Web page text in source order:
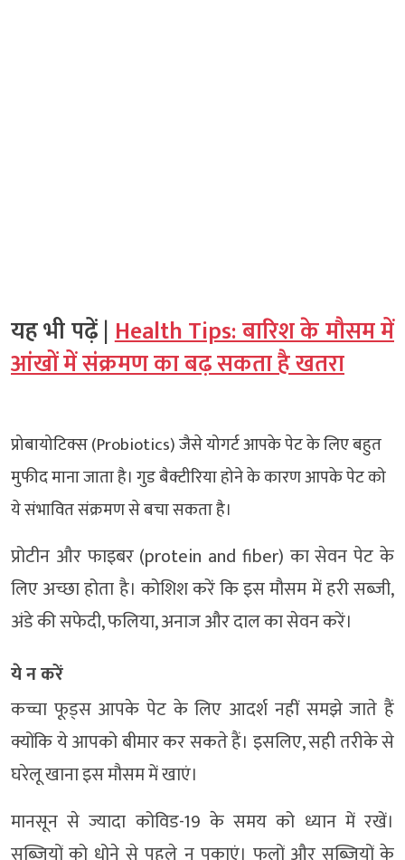
यह भी पढ़ें |Health Tips: बारिश के मौसम में
आंखों में संक्रमण का बढ़ सकता है खतरा
प्रोबायोटिक्स (Probiotics) जैसे योगर्ट आपके पेट के लिए बहुत
मुफीद माना जाता है। गुड बैक्टीरिया होने के कारण आपके पेट को
ये संभावित संक्रमण से बचा सकता है।
प्रोटीन और फाइबर (protein and fiber) का सेवन पेट के
लिए अच्छा होता है। कोशिश करें कि इस मौसम में हरी सब्जी,
अंडे की सफेदी, फलिया, अनाज और दाल का सेवन करें।
ये न करें
कच्चा फूड्स आपके पेट के लिए आदर्श नहीं समझे जाते हैं
क्योंकि ये आपको बीमार कर सकते हैं। इसलिए, सही तरीके से
घरेलू खाना इस मौसम में खाएं।
मानसून से ज्यादा कोविड-19 के समय को ध्यान में रखें।